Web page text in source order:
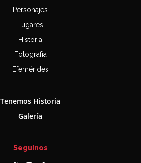
Personajes
Lugares
Historia
Fotografía
Efemérides
Tenemos Historia
Galería
Seguinos